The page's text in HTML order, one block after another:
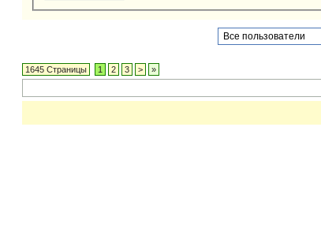
1645 Страницы 1 2 3 > »